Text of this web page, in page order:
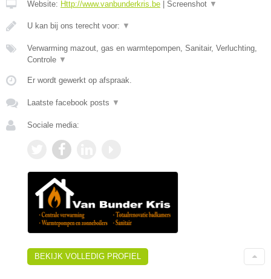
Website: Http://www.vanbunderkris.be Screenshot ▼
U kan bij ons terecht voor: ▼
Verwarming mazout, gas en warmtepompen, Sanitair, Verluchting,
Controle ▼
Er wordt gewerkt op afspraak.
Laatste facebook posts ▼
Sociale media:
BEKIJK VOLLEDIG PROFIEL